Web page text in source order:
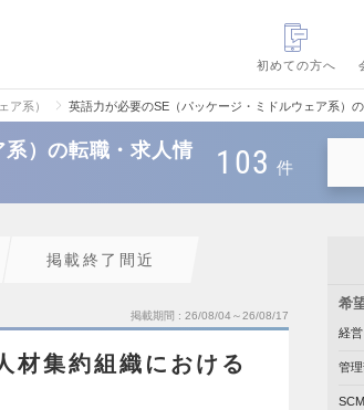
初めての方へ
ア系） 英語力が必要のSE（パッケージ・ミドルウェア系）
）の転職・求人情
103 件
掲載終了間近
掲載期間 26/08/04～26/08/17
材集約組織における
希
経
管